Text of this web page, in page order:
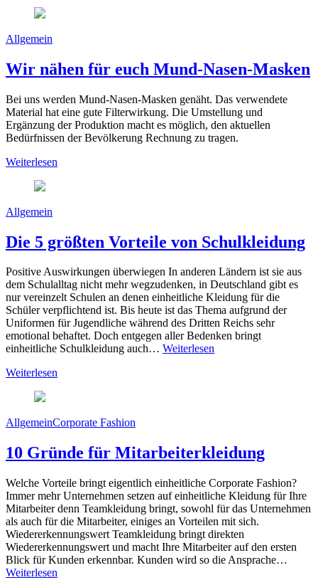
Allgemein
Wir nähen für euch Mund-Nasen-Masken
Bei uns werden Mund-Nasen-Masken genäht. Das verwendete
Material hat eine gute Filterwirkung. Die Umstellung und
Ergänzung der Produktion macht es möglich, den aktuellen
Bedürfnissen der Bevölkerung Rechnung zu tragen.
Weiterlesen
Allgemein
Die 5 größten Vorteile von Schulkleidung
Positive Auswirkungen überwiegen In anderen Ländern ist sie aus
dem Schulalltag nicht mehr wegzudenken, in Deutschland gibt es
nur vereinzelt Schulen an denen einheitliche Kleidung für die
Schüler verpflichtend ist. Bis heute ist das Thema aufgrund der
Uniformen für Jugendliche während des Dritten Reichs sehr
emotional behaftet. Doch entgegen aller Bedenken bringt
einheitliche Schulkleidung auch… Weiterlesen
Weiterlesen
AllgemeinCorporate Fashion
10 Gründe für Mitarbeiterkleidung
Welche Vorteile bringt eigentlich einheitliche Corporate Fashion?
Immer mehr Unternehmen setzen auf einheitliche Kleidung für Ihre
Mitarbeiter denn Teamkleidung bringt, sowohl für das Unternehmen
als auch für die Mitarbeiter, einiges an Vorteilen mit sich.
Wiedererkennungswert Teamkleidung bringt direkten
Wiedererkennungswert und macht Ihre Mitarbeiter auf den ersten
Blick für Kunden erkennbar. Kunden wird so die Ansprache…
Weiterlesen